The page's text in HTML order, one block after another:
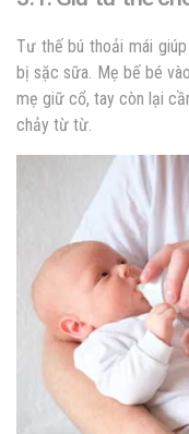
Tư thế bú thoải mái
bị sặc sữa. Mẹ bế bé
mẹ giữ cổ, tay còn lại
chảy từ từ.